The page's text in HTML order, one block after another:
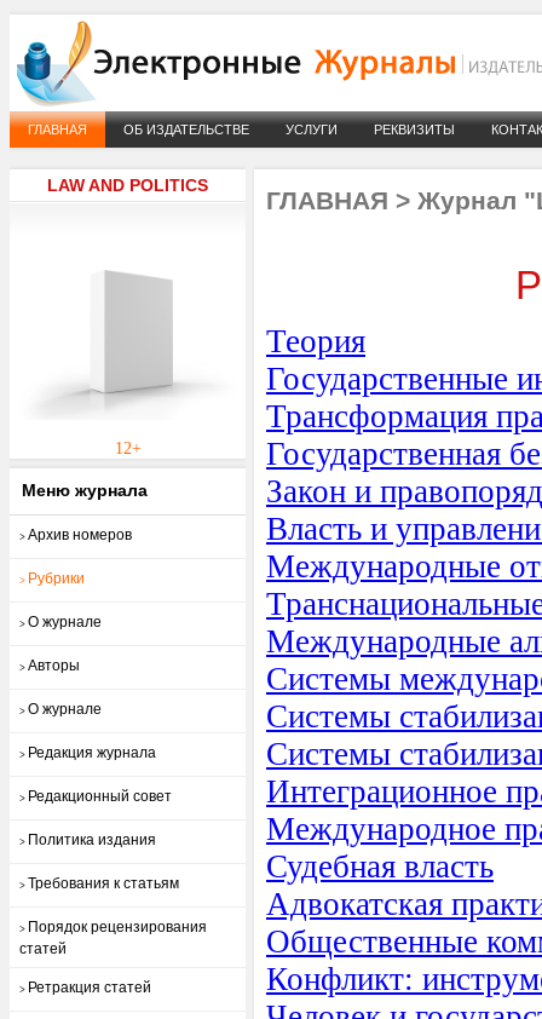
ГЛАВНАЯ ОБ ИЗДАТЕЛЬСТВЕ УСЛУГИ РЕКВИЗИТЫ
LAW AND POLITICS
12+
Меню журнала
> Архив номеров
> Рубрики
> О журнале
> Авторы
> О журнале
> Редакция журнала
> Редакционный совет
> Политика издания
> Требования к статьям
> Порядок рецензирования
статей
> Ретракция статей
ГЛАВНАЯ > Журнал
Теория
Государственные
Трансформация
Государственная
Закон и
Власть и
Международные
Международные
Системы
Системы
Системы
Интеграционное
Международное
Судебная власть
Адвокатская
Общественные
Конфликт: